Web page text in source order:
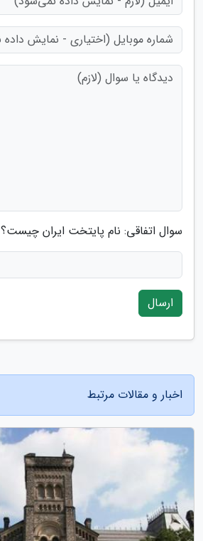
سوال اتفاقی: نام پایتخت ایران چیست؟
ارسال
اخبار و مقالات مرتبط